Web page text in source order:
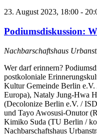
23. August 2023, 18:00 -
Podiumsdiskussion:
Nachbarschaftshaus
Wer darf erinnern?
postkoloniale
Kultur Gemeinde Berlin e.V.
Europa), Nataly Jung-Hwa
(Decolonize Berlin e.V. /
und Tayo Awosusi-Onutor
Kimiko Suda (TU Berlin /
Nachbarschaftshaus